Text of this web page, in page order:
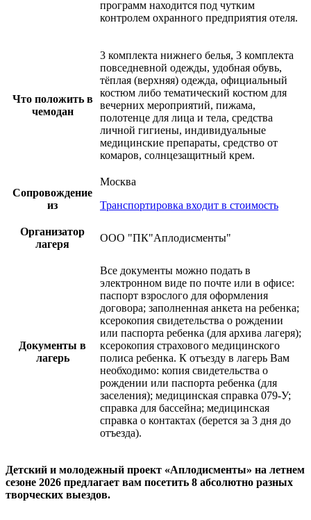
программ находится под чутким
контролем охранного предприятия отеля.
Что положить в
чемодан
3 комплекта нижнего белья, 3 комплекта
повседневной одежды, удобная обувь,
тёплая (верхняя) одежда, официальный
костюм либо тематический костюм для
вечерних мероприятий, пижама,
полотенце для лица и тела, средства
личной гигиены, индивидуальные
медицинские препараты, средство от
комаров, солнцезащитный крем.
Сопровождение
из
Москва
Транспортировка входит в стоимость
Организатор
лагеря
ООО "ПК"Аплодисменты"
Документы в
лагерь
Все документы можно подать в
электронном виде по почте или в офисе:
паспорт взрослого для оформления
договора; заполненная анкета на ребенка;
ксерокопия свидетельства о рождении
или паспорта ребенка (для архива лагеря);
ксерокопия страхового медицинского
полиса ребенка. К отъезду в лагерь Вам
необходимо: копия свидетельства о
рождении или паспорта ребенка (для
заселения); медицинская справка 079-У;
справка для бассейна; медицинская
справка о контактах (берется за 3 дня до
отъезда).
Детский и молодежный проект «Аплодисменты» на летнем
сезоне 2026 предлагает вам посетить 8 абсолютно разных
творческих выездов.